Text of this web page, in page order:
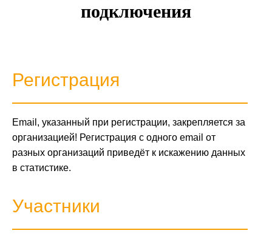
подключения
Регистрация
Email, указанный при регистрации, закрепляется за
организацией! Регистрация с одного email от
разных организаций приведёт к искажению данных
в статистике.
Участники